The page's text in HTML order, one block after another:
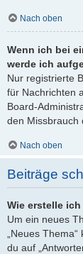
Nach oben
Wenn ich bei
werde ich
Nur registrierte
für Nachrichten
Board-
den Missbrauch
Nach oben
Beiträge
Wie erstelle
Um ein neues
„Neues
du auf